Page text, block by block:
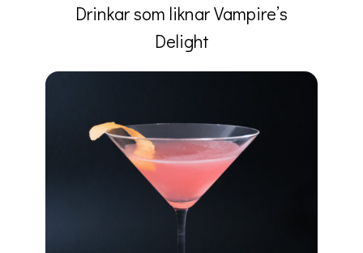
Drinkar som liknar Vampire’s
Delight